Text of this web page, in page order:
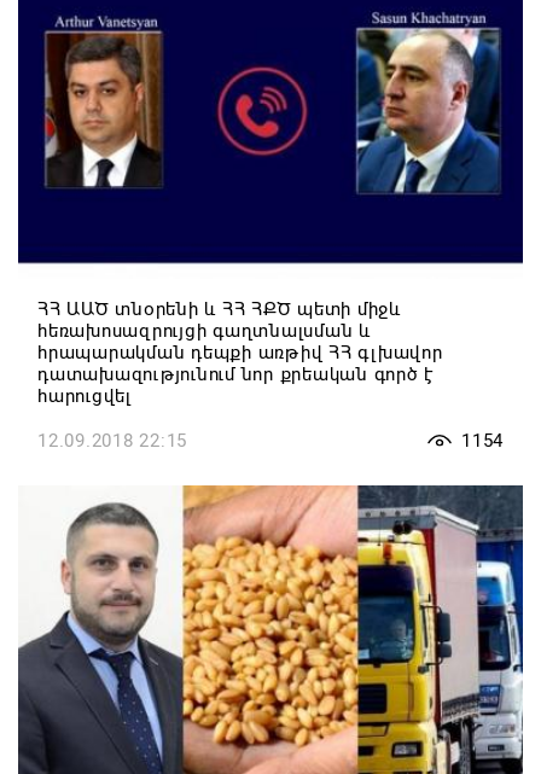
ՀՀ ԱԱԾ տնօրենի և ՀՀ ՀՔԾ պետի միջև
հեռախոսազրույցի գաղտնալսման և
հրապարակման դեպքի առթիվ ՀՀ գլխավոր
դատախազությունում նոր քրեական գործ է
հարուցվել
12.09.2018 22:15 1154